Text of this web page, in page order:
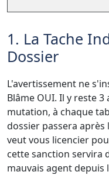
1. La Tache
Dossier
L'avertissement ne
Blâme OUI. Il y reste
mutation, à chaque
dossier passera après
veut vous licencier
cette sanction servira
mauvais agent depuis